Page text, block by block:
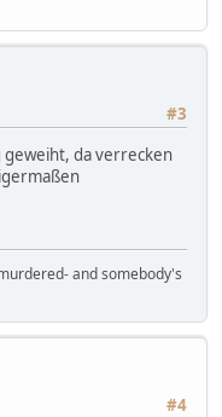
#3
geweiht, da verrecken
and somebody's
#4